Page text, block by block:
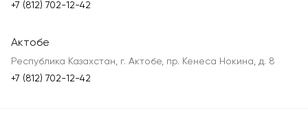
+7 (812) 702-12-42
Актобе
Республика Казахстан, г. Актобе, пр. Кенеса Нокина, д. 8
+7 (812) 702-12-42